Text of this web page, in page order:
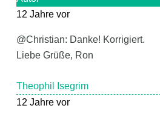
12 Jahre vor
@Christian: Danke! Korrigiert.
Liebe Grüße, Ron
Theophil Isegrim
12 Jahre vor